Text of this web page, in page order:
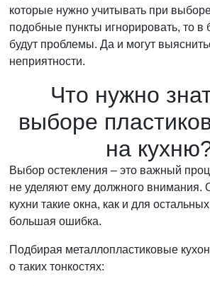
которые нужно учитывать при
подобные пункты игнорировать, то в
будут проблемы. Да и могут
неприятности.
Что нужно
выборе
на
Выбор остекления – это важный
не уделяют ему должного внимания.
кухни такие окна, как и для
большая ошибка.
Подбирая металлопластиковые
о таких тонкостях: